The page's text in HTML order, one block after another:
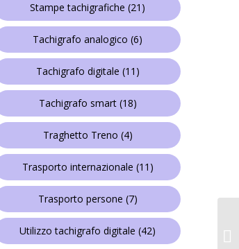
Stampe tachigrafiche (21)
Tachigrafo analogico (6)
Tachigrafo digitale (11)
Tachigrafo smart(18)
Traghetto Treno (4)
Trasporto internazionale (11)
Trasporto persone (7)
Utilizzo tachigrafo digitale (42)